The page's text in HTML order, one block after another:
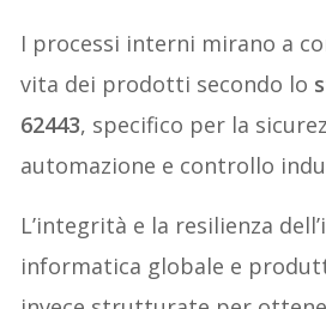
I processi interni mirano a
vita dei prodotti secondo lo
62443, specifico per la
automazione e controllo
L’integrità e la resilienza
informatica globale e